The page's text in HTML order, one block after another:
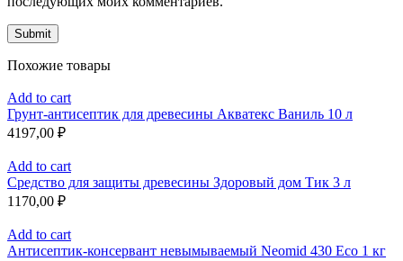
Похожие товары
Add to cart
Грунт-антисептик для древесины Акватекс Ваниль 10 л
4197,00 ₽
Add to cart
Средство для защиты древесины Здоровый дом Тик 3 л
1170,00 ₽
Add to cart
Антисептик-консервант невымываемый Neomid 430 Eco 1 кг